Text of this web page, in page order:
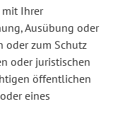
mit Ihrer
Ausübung oder
oder zum Schutz
oder juristischen
öffentlichen
eines